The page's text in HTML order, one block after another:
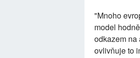
"Mnoho
model
odkazem na
ovlivňuje to